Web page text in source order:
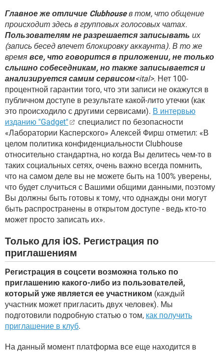
Главное же отличие Clubhouseв том, что общение
происходит здесь в групповых голосовых чатах.
Пользователям не разрешается записывать их
(запись бесед влечет блокировку аккаунта). В то же
время все, что говорится в приложении, не только
слышно собеседникам, но также записывается и
анализируется самим сервисом<ital>. Нет 100-
процентной гарантии того, что эти записи не окажутся в
публичном доступе в результате какой-лито утечки (как
это происходило с другими сервисами). В интервью
изданию "Gadget"
специалист по безопасности
«Лаборатории Касперского» Алексей Фирш отметил: «В
целом политика конфиденциальности Clubhouse
относительно стандартна, но когда Вы делитесь чем-то в
таких социальных сетях, очень важно всегда помнить,
что на самом деле вы не можете быть на 100% уверены,
что будет случиться с Вашими общими данными, поэтому
Вы должны быть готовы к тому, что однажды они могут
быть распространены в открытом доступе - ведь кто-то
может просто записать их».
Только для iOS. Регистрация по
приглашениям
Регистрация в соцсети возможна только по
приглашению какого-либо из пользователей,
который уже является ее участником (каждый
участник может пригласить двух человек). Мы
подготовили подробную статью о том, как получить
приглашение в клуб.
На данный момент платформа все еще находится в